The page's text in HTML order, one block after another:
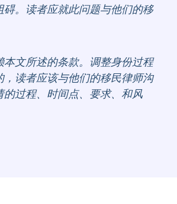
碍。读者应就此问题与他们的移
本文所述的条款。调整身份过程
，读者应该与他们的移民律师沟
的过程、时间点、要求、和风